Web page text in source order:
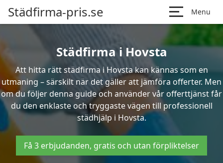
Städfirma-pris.se Menu
Städfirma i Hovsta
Att hitta rätt städfirma i Hovsta kan kännas som en
utmaning – särskilt när det gäller att jämföra offerter. Men
om du följer denna guide och använder vår offerttjänst får
du den enklaste och tryggaste vägen till professionell
städhjälp i Hovsta.
Få 3 erbjudanden, gratis och utan förpliktelser